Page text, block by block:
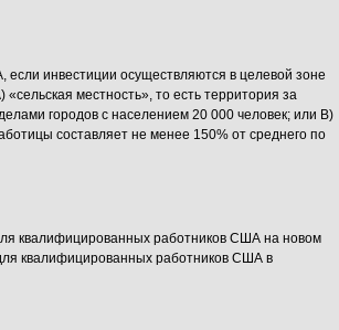
инвестиции осуществляются в целевой зоне
местность», то есть территория за
городов с населением 20 000 человек; или B)
составляет не менее 150% от среднего по
квалифицированных работников США на новом
квалифицированных работников США в